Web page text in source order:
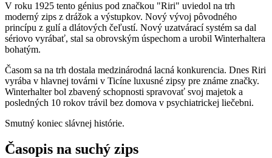
V roku 1925 tento génius pod značkou "Riri" uviedol na trh
moderný zips z drážok a výstupkov. Nový vývoj pôvodného
princípu z gulí a dlátových čeľustí. Nový uzatvárací systém sa dal
sériovo vyrábať, stal sa obrovským úspechom a urobil Winterhaltera
bohatým.
Časom sa na trh dostala medzinárodná lacná konkurencia. Dnes Riri
vyrába v hlavnej továrni v Ticíne luxusné zipsy pre známe značky.
Winterhalter bol zbavený schopnosti spravovať svoj majetok a
posledných 10 rokov trávil bez domova v psychiatrickej liečebni.
Smutný koniec slávnej histórie.
Časopis na suchý zips